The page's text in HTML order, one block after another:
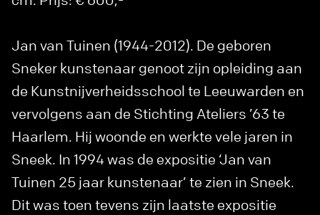
Jan van Tuinen (1944-2012). De geboren
Sneker kunstenaar genoot zijn opleiding aan
de Kunstnijverheidsschool te Leeuwarden en
vervolgens aan de Stichting Ateliers ’63 te
Haarlem. Hij woonde en werkte vele jaren in
Sneek. In 1994 was de expositie ‘Jan van
Tuinen 25 jaar kunstenaar’ te zien in Sneek.
Dit was toen tevens zijn laatste expositie